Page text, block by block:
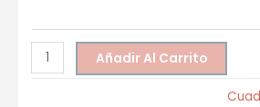
Añadir Al Carrito